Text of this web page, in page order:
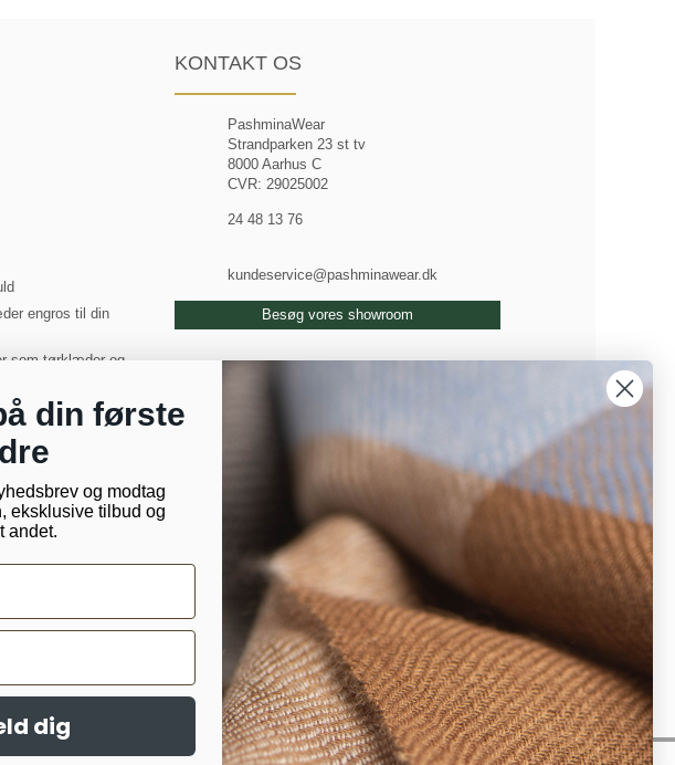
engros til din
som tørklæder og
Nepal
KONTAKT OS
PashminaWear
Strandparken 23 st tv
8000 Aarhus C
CVR: 29025002
24 48 13 76
kundeservice@pashminawear.dk
Besøg vores showroom
din første
og modtag
eksklusive tilbud og
andet.
dig